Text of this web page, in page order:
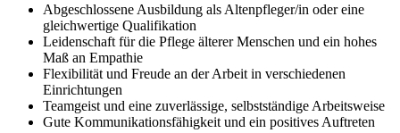
Abgeschlossene Ausbildung als Altenpfleger/in oder eine
gleichwertige Qualifikation
Leidenschaft für die Pflege älterer Menschen und ein hohes
Maß an Empathie
Flexibilität und Freude an der Arbeit in verschiedenen
Einrichtungen
Teamgeist und eine zuverlässige, selbstständige Arbeitsweise
Gute Kommunikationsfähigkeit und ein positives Auftreten